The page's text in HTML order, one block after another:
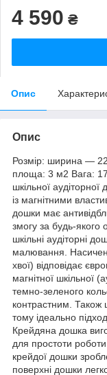
4 590 ₴
Опис
Опис
Розмір: ширина —
площа: 3 м2 Вага: 17
шкільної
із магнітними
дошки має
змогу за будь-якого
шкільні аудіторні
малювання.
хвої) відповідає
магнітної шкільної
темно-зеленого
контрастним. Також
тому ідеально
Крейдяна дошка
для простоти
крейдої дошки
поверхні дошки